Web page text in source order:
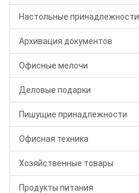
Настольные принадлежности
Архивация документов
Офисные мелочи
Деловые подарки
Пишущие принадлежности
Офисная техника
Хозяйственные товары
Продукты питания